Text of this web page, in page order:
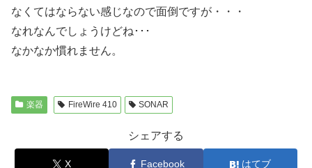
なくてはならない感じなので面倒ですが・・・
なれなんでしょうけどね･･･
なかなか慣れません。
楽器 FireWire 410 SONAR
シェアする
X Facebook はてブ